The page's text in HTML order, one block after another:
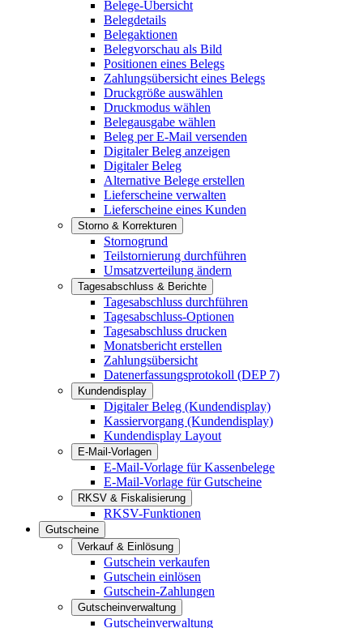
Belege-Übersicht
Belegdetails
Belegaktionen
Belegvorschau als Bild
Positionen eines Belegs
Zahlungsübersicht eines Belegs
Druckgröße auswählen
Druckmodus wählen
Belegausgabe wählen
Beleg per E-Mail versenden
Digitaler Beleg anzeigen
Digitaler Beleg
Alternative Belege erstellen
Lieferscheine verwalten
Lieferscheine eines Kunden
Storno & Korrekturen
Stornogrund
Teilstornierung durchführen
Umsatzverteilung ändern
Tagesabschluss & Berichte
Tagesabschluss durchführen
Tagesabschluss-Optionen
Tagesabschluss drucken
Monatsbericht erstellen
Zahlungsübersicht
Datenerfassungsprotokoll (DEP 7)
Kundendisplay
Digitaler Beleg (Kundendisplay)
Kassiervorgang (Kundendisplay)
Kundendisplay Layout
E-Mail-Vorlagen
E-Mail-Vorlage für Kassenbelege
E-Mail-Vorlage für Gutscheine
RKSV & Fiskalisierung
RKSV-Funktionen
Gutscheine
Verkauf & Einlösung
Gutschein verkaufen
Gutschein einlösen
Gutschein-Zahlungen
Gutscheinverwaltung
Gutscheinverwaltung